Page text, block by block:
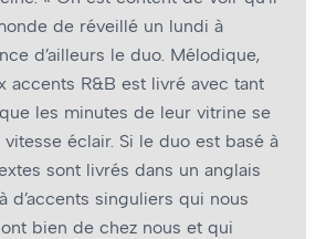
de réveillé un lundi à
d’ailleurs le duo. Mélodique,
accents R&B est livré avec tant
les minutes de leur vitrine se
éclair. Si le duo est basé à
sont livrés dans un anglais
d’accents singuliers qui nous
bien de chez nous et qui